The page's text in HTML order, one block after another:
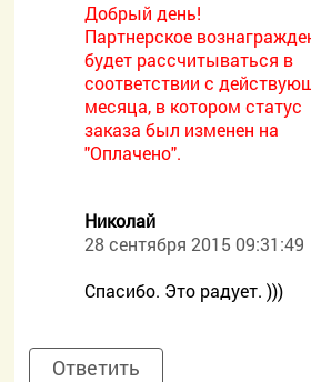
Добрый день!
Партнерское
будет рассчитываться в
соответствии с
месяца, в котором статус
заказа был изменен на
"Оплачено".
Николай
28 сентября 2015 09:31:49
Спасибо. Это радует. )))
Ответить